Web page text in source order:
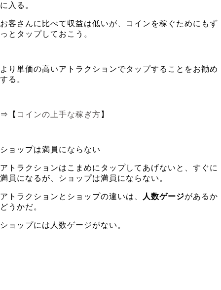
に入る。
お客さんに比べて収益は低いが、コインを稼ぐためにもず
っとタップしておこう。
より単価の高いアトラクションでタップすることをお勧め
する。
⇒【 コインの上手な稼ぎ方 】
ショップは満員にならない
アトラクションはこまめにタップしてあげないと、すぐに
満員になるが、ショップは満員にならない。
アトラクションとショップの違いは、 人数ゲージがあるか
どうかだ。
ショップには人数ゲージがない。